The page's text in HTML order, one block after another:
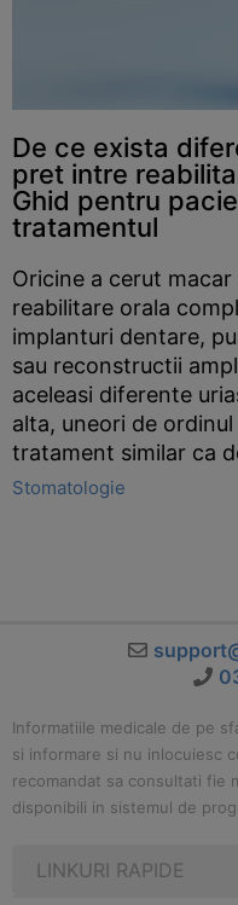
De ce exista
pret intre
Ghid pentru
tratamentul
Oricine a cerut
reabilitare orala
implanturi dentare,
sau reconstructii
aceleasi diferente
alta, uneori de
tratament similar ca
Stomatologie
Informatiile medicale de pe
si informare si nu inlocuiesc
recomandat sa consultati fie
disponibili in sistemul de
LINKURI RAPIDE